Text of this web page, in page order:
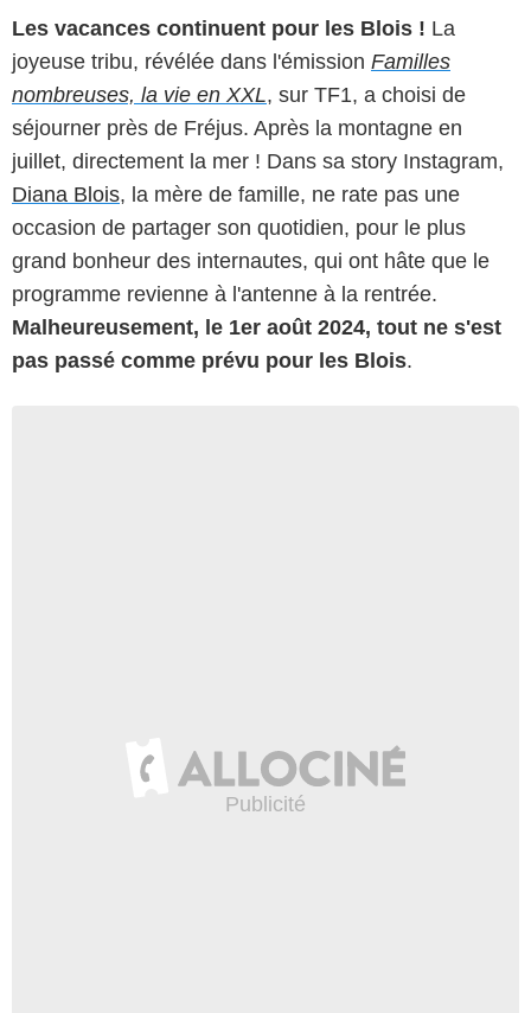
Les vacances continuent pour les Blois ! La
joyeuse tribu, révélée dans l'émission Familles
nombreuses, la vie en XXL, sur TF1, a choisi de
séjourner près de Fréjus. Après la montagne en
juillet, directement la mer ! Dans sa story Instagram,
Diana Blois, la mère de famille, ne rate pas une
occasion de partager son quotidien, pour le plus
grand bonheur des internautes, qui ont hâte que le
programme revienne à l'antenne à la rentrée.
Malheureusement, le 1er août 2024, tout ne s'est
pas passé comme prévu pour les Blois.